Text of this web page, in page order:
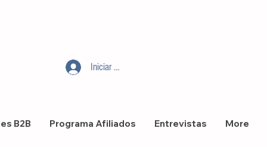
Iniciar sesión
B2B Programa Afiliados Entrevistas More